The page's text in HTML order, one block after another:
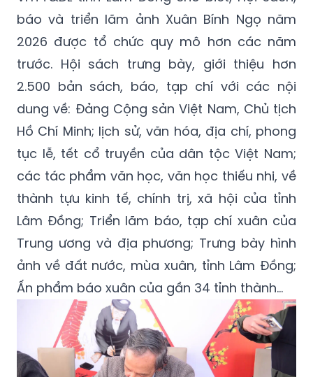
báo và triển lãm ảnh Xuân Bính Ngọ năm
2026 được tổ chức quy mô hơn các năm
trước. Hội sách trưng bày, giới thiệu hơn
2.500 bản sách, báo, tạp chí với các nội
dung về: Đảng Cộng sản Việt Nam, Chủ tịch
Hồ Chí Minh; lịch sử, văn hóa, địa chí, phong
tục lễ, tết cổ truyền của dân tộc Việt Nam;
các tác phẩm văn học, văn học thiếu nhi, về
thành tựu kinh tế, chính trị, xã hội của tỉnh
Lâm Đồng; Triển lãm báo, tạp chí xuân của
Trung ương và địa phương; Trưng bày hình
ảnh về đất nước, mùa xuân, tỉnh Lâm Đồng;
Ấn phẩm báo xuân của gần 34 tỉnh thành…